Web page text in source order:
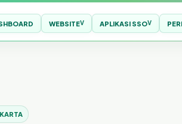
WEBSITE APLIKASI SSO